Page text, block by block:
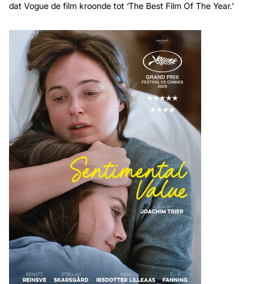
dat Vogue de film kroonde tot ‘The Best Film Of The Year.’